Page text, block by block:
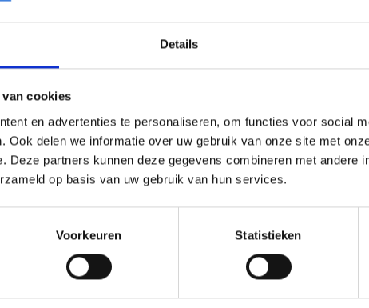
Details
van cookies
en advertenties te personaliseren, om functies voor social
Ook delen we informatie over uw gebruik van onze site met
Deze partners kunnen deze gegevens combineren met andere
op basis van uw gebruik van hun services.
Voorkeuren Statistieken